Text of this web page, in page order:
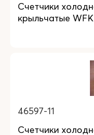
Счетчики
крыльчатые
46597-11
Счетчики